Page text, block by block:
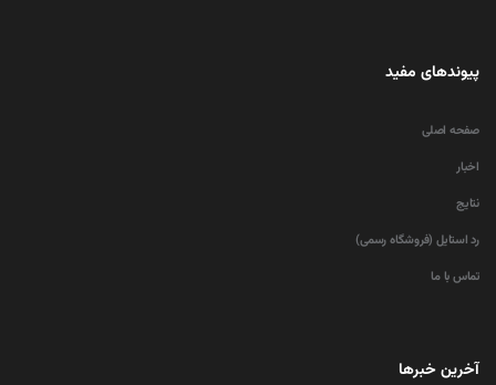
پیوندهای مفید
صفحه اصلی
اخبار
نتایج
رد استایل (فروشگاه رسمی)
تماس با ما
آخرین خبرها